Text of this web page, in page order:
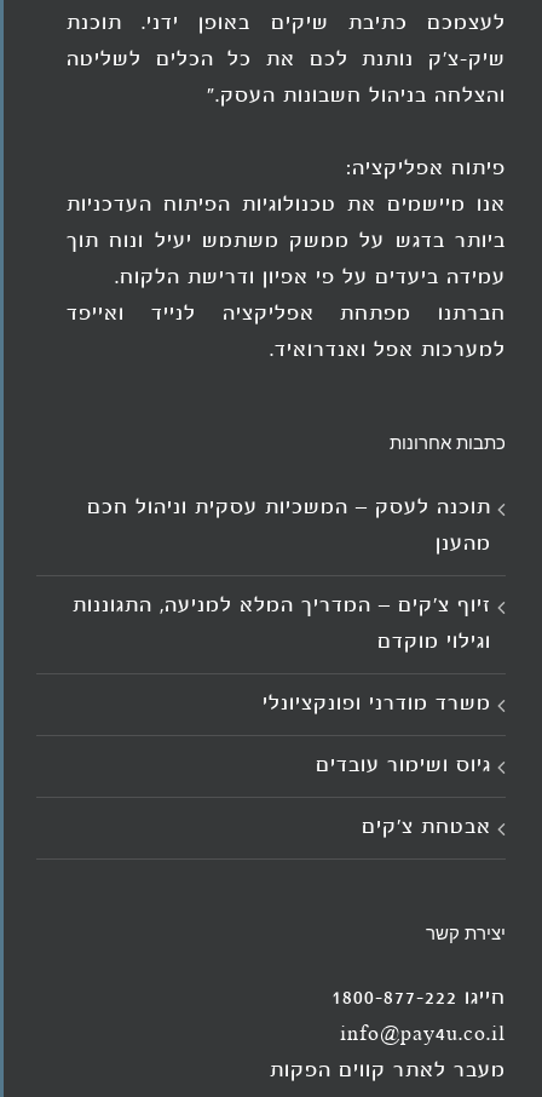
לעצמכם כתיבת שיקים באופן ידני. תוכנת
שיק-צ'ק נותנת לכם את כל הכלים לשליטה
והצלחה בניהול חשבונות העסק."
פיתוח אפליקציה:
אנו מיישמים את טכנולוגיות הפיתוח העדכניות
ביותר בדגש על ממשק משתמש יעיל ונוח תוך
עמידה ביעדים על פי אפיון ודרישת הלקוח.
חברתנו מפתחת אפליקציה לנייד ואייפד
למערכות אפל ואנדרואיד.
כתבות אחרונות
תוכנה לעסק – המשכיות עסקית וניהול חכם
מהענן
זיוף צ'קים – המדריך המלא למניעה, התגוננות
וגילוי מוקדם
משרד מודרני ופונקציונלי
גיוס ושימור עובדים
אבטחת צ'קים
יצירת קשר
חייגו 1800-877-222
info@pay4u.co.il
מעבר לאתר קווים הפקות